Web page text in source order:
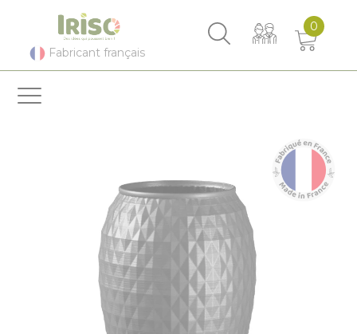
Fabricant français
0
Panneau de gestion des cookies